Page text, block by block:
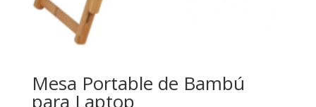
Mesa Portable de Bambú
para Laptop